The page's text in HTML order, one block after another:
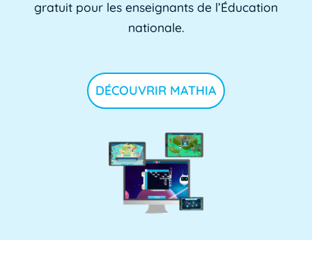
gratuit pour les enseignants de l’Éducation
nationale.
DÉCOUVRIR MATHIA